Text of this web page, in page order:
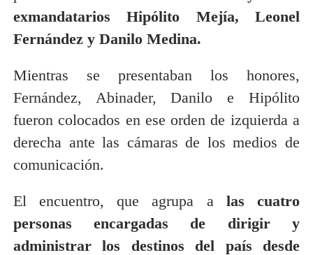
exmandatarios Hipólito Mejía, Leonel
Fernández y Danilo Medina.
Mientras se presentaban los honores,
Fernández, Abinader, Danilo e Hipólito
fueron colocados en ese orden de izquierda a
derecha ante las cámaras de los medios de
comunicación.
El encuentro, que agrupa a las cuatro
personas encargadas de dirigir y
administrar los destinos del país desde